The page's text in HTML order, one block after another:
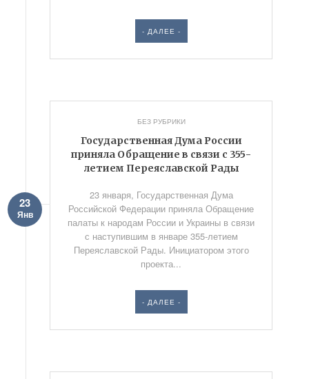
- ДАЛЕЕ -
БЕЗ РУБРИКИ
Государственная Дума России
приняла Обращение в связи с 355-
летием Переяславской Рады
23
Янв
23 января, Государственная Дума
Российской Федерации приняла Обращение
палаты к народам России и Украины в связи
с наступившим в январе 355-летием
Переяславской Рады. Инициатором этого
проекта...
- ДАЛЕЕ -